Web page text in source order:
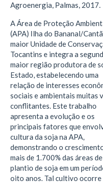
Agroenergia, Palmas, 2017.
A Área de Proteção
(APA) Ilha do Bananal/
maior Unidade de
Tocantins e integra a
maior região produtora de
Estado, estabelecendo uma
relação de interesses
sociais e ambientais muitas
conflitantes. Este trabalho
apresenta a evolução e os
principais fatores que
cultura da soja na APA,
demonstrando o
mais de 1.700% das áreas de
plantio de soja em um
oito anos. Tal cultivo ocorre